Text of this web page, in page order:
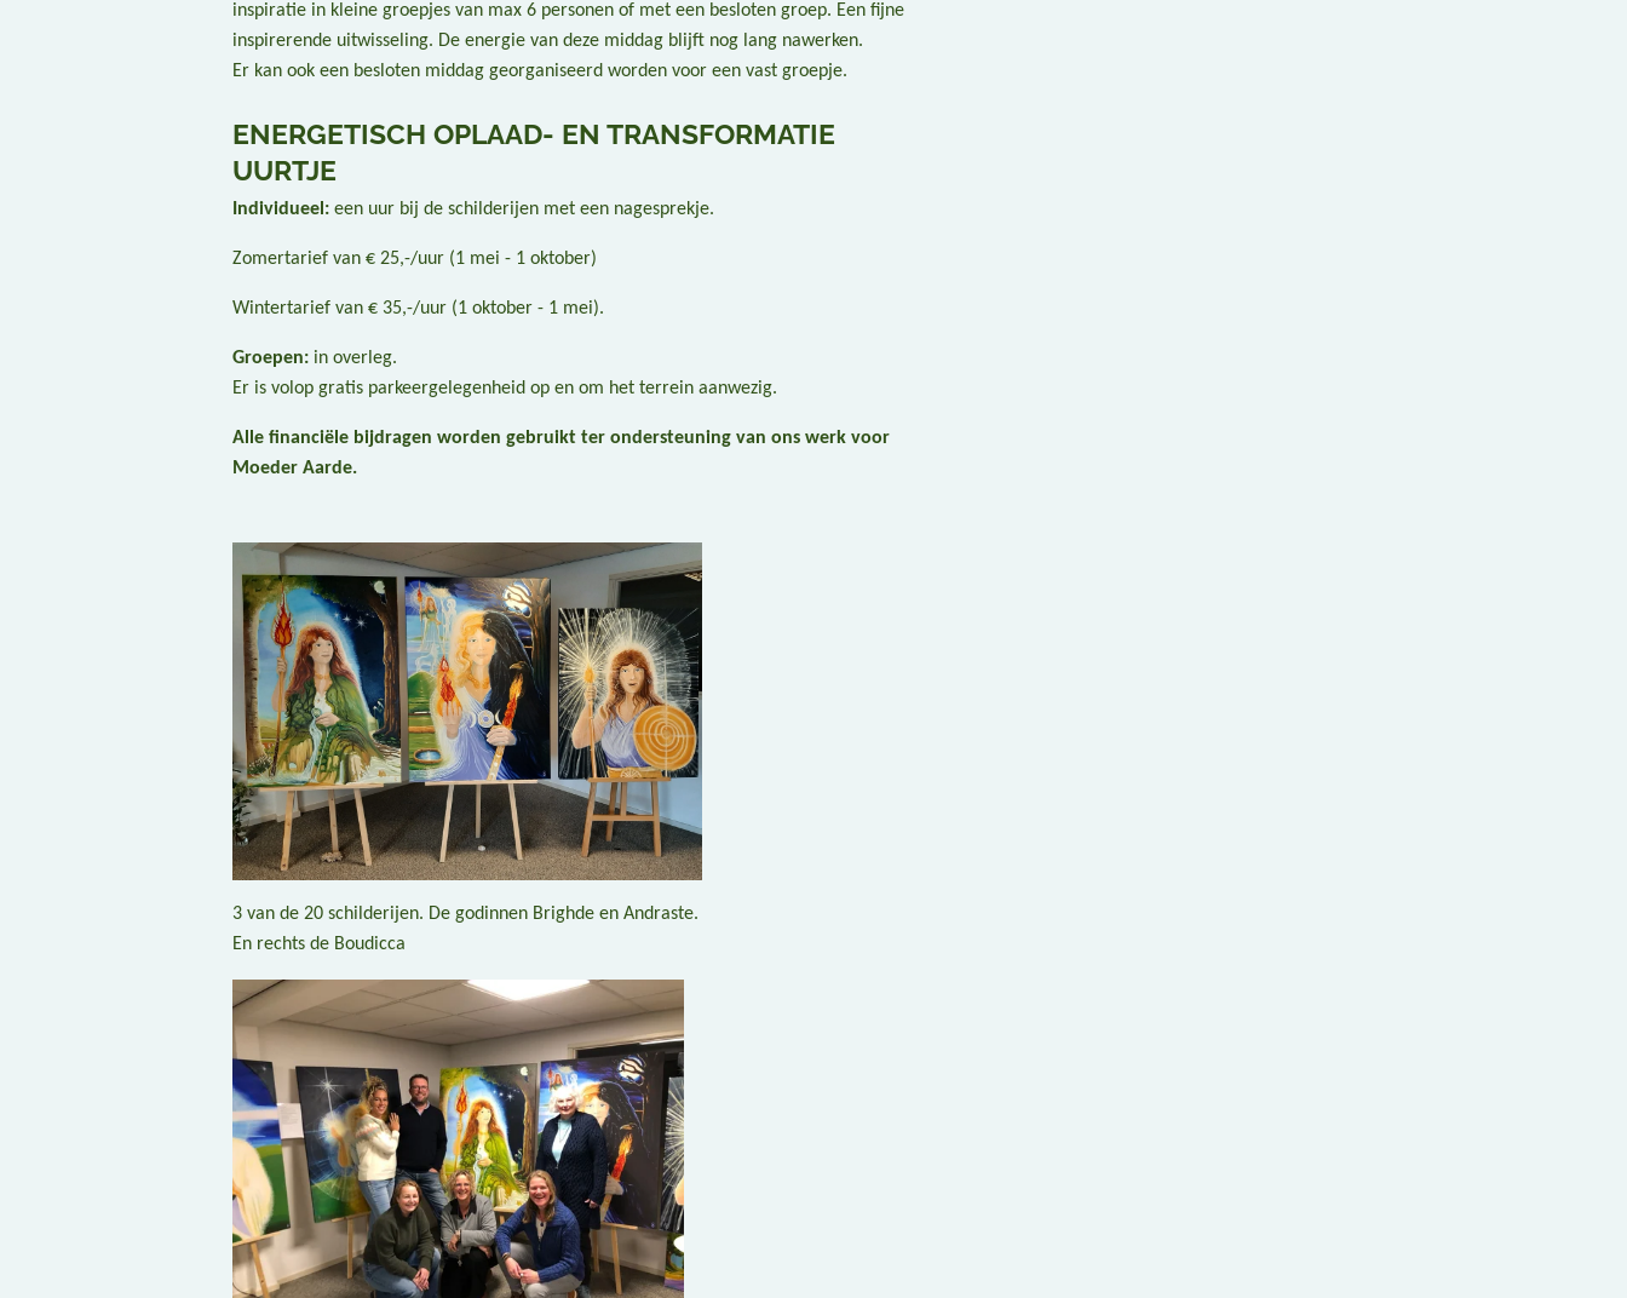
inspiratie in kleine groepjes van max 6 personen of met een besloten groep. Een fijne
inspirerende uitwisseling. De energie van deze middag blijft nog lang nawerken.
Er kan ook een besloten middag georganiseerd worden voor een vast groepje.
ENERGETISCH OPLAAD- EN TRANSFORMATIE
UURTJE
Individueel: een uur bij de schilderijen met een nagesprekje.
Zomertarief van € 25,-/uur (1 mei - 1 oktober)
Wintertarief van € 35,-/uur (1 oktober - 1 mei).
Groepen: in overleg.
Er is volop gratis parkeergelegenheid op en om het terrein aanwezig.
Alle financiële bijdragen worden gebruikt ter ondersteuning van ons werk voor
Moeder Aarde.
3 van de 20 schilderijen. De godinnen Brighde en Andraste.
En rechts de Boudicca